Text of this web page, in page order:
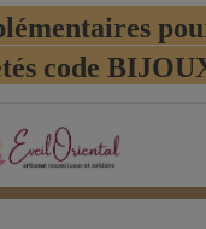
code